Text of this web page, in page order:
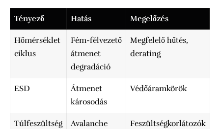
Tényező Hatás Megelőzés
Hőmérséklet
ciklus
Fém-félvezető
átmenet
degradáció
Megfelelő hűtés,
derating
ESD
Átmenet
károsodás
Védőáramkörök
Túlfeszültség
Avalanche
Feszültségkorlátozók